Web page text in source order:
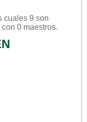
cuales 9 son
0 maestros.